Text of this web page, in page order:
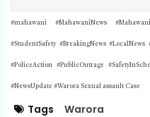
#mahawani #MahawaniNews
#StudentSafety #BreakingNews
#PoliceAction #PublicOutrage
#NewsUpdate #Warora Sexual assault Case
Tags Warora